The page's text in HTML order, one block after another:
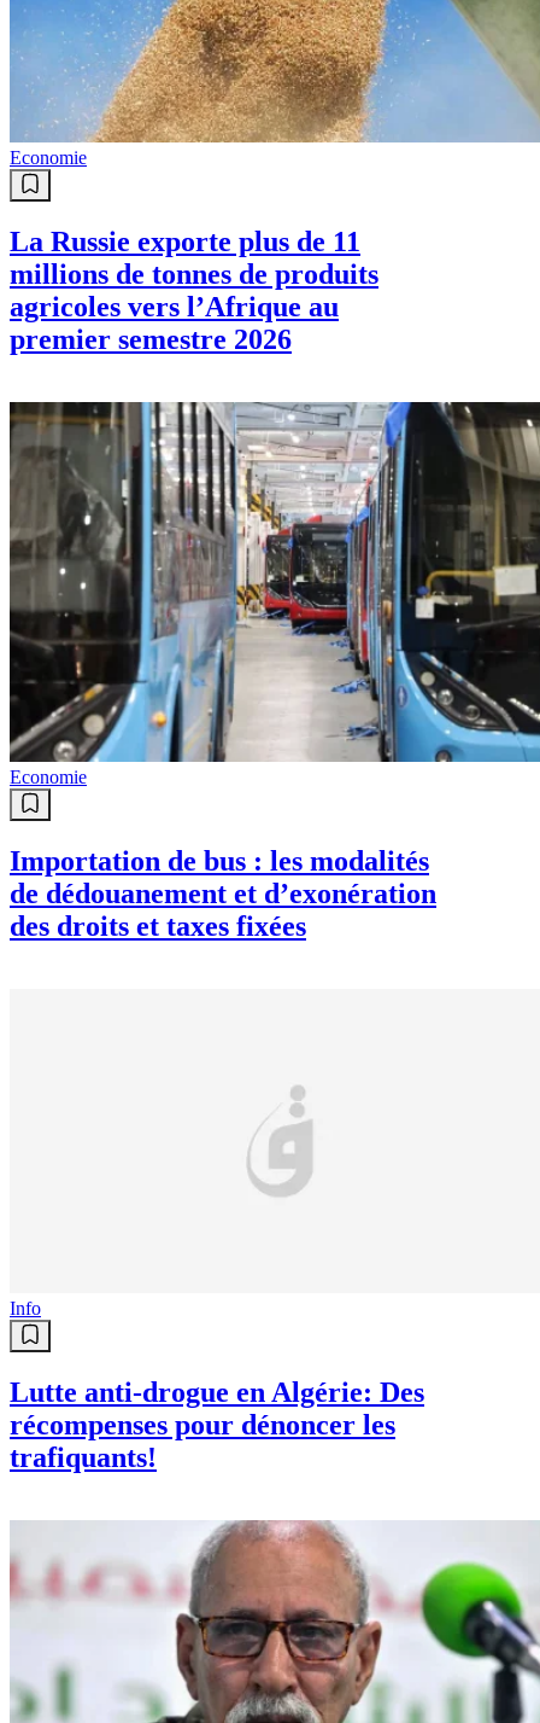
Economie
La Russie exporte plus de 11
millions de tonnes de produits
agricoles vers l’Afrique au
premier semestre 2026
Economie
Importation de bus : les modalités
de dédouanement et d’exonération
des droits et taxes fixées
Info
Lutte anti-drogue en Algérie: Des
récompenses pour dénoncer les
trafiquants!